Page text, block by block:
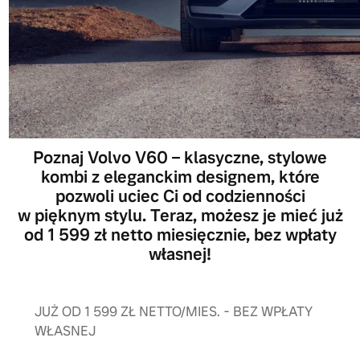
Poznaj Volvo V60 – klasyczne, stylowe
kombi z eleganckim designem, które
pozwoli uciec Ci od codzienności
w pięknym stylu. Teraz, możesz je mieć już
od 1 599 zł netto miesięcznie, bez wpłaty
własnej!
JUŻ OD 1 599 ZŁ NETTO/MIES. - BEZ WPŁATY
WŁASNEJ